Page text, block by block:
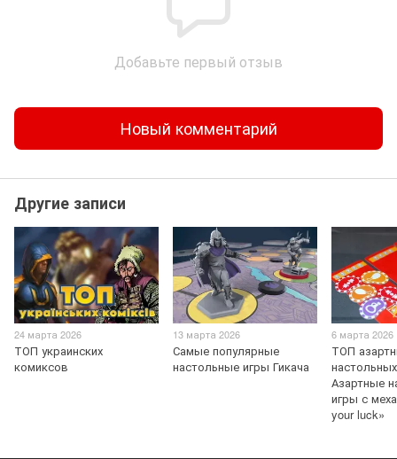
Добавьте первый отзыв
Новый комментарий
Другие записи
24 марта 2026
ТОП украинских
комиксов
13 марта 2026
Самые популярные
настольные игры Гикача
6 марта 2026
ТОП
Азартные
игры с
your luck»